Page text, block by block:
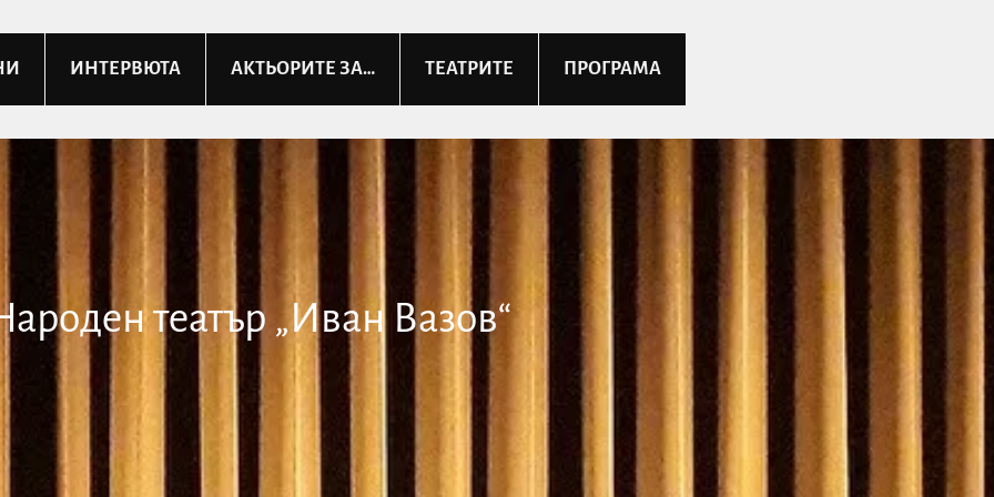
ИНТЕРВЮТА АКТЬОРИТЕ ЗА… ТЕАТРИТЕ ПРОГРАМА
театър „Иван Вазов“